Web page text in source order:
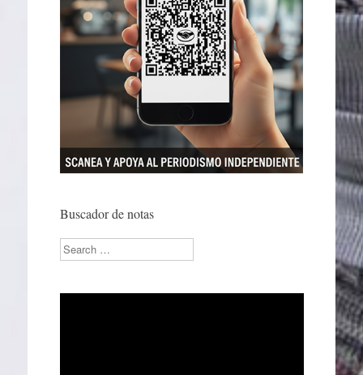
Buscador de notas
Search